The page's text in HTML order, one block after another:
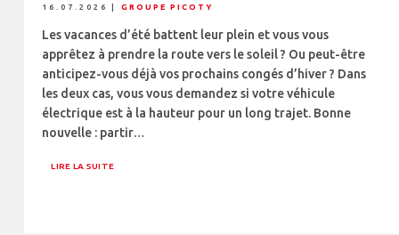
16.07.2026 GROUPE PICOTY
Les vacances d’été battent leur plein et vous vous
apprêtez à prendre la route vers le soleil ? Ou peut-être
anticipez-vous déjà vos prochains congés d’hiver ? Dans
les deux cas, vous vous demandez si votre véhicule
électrique est à la hauteur pour un long trajet. Bonne
nouvelle : partir…
LIRE LA SUITE